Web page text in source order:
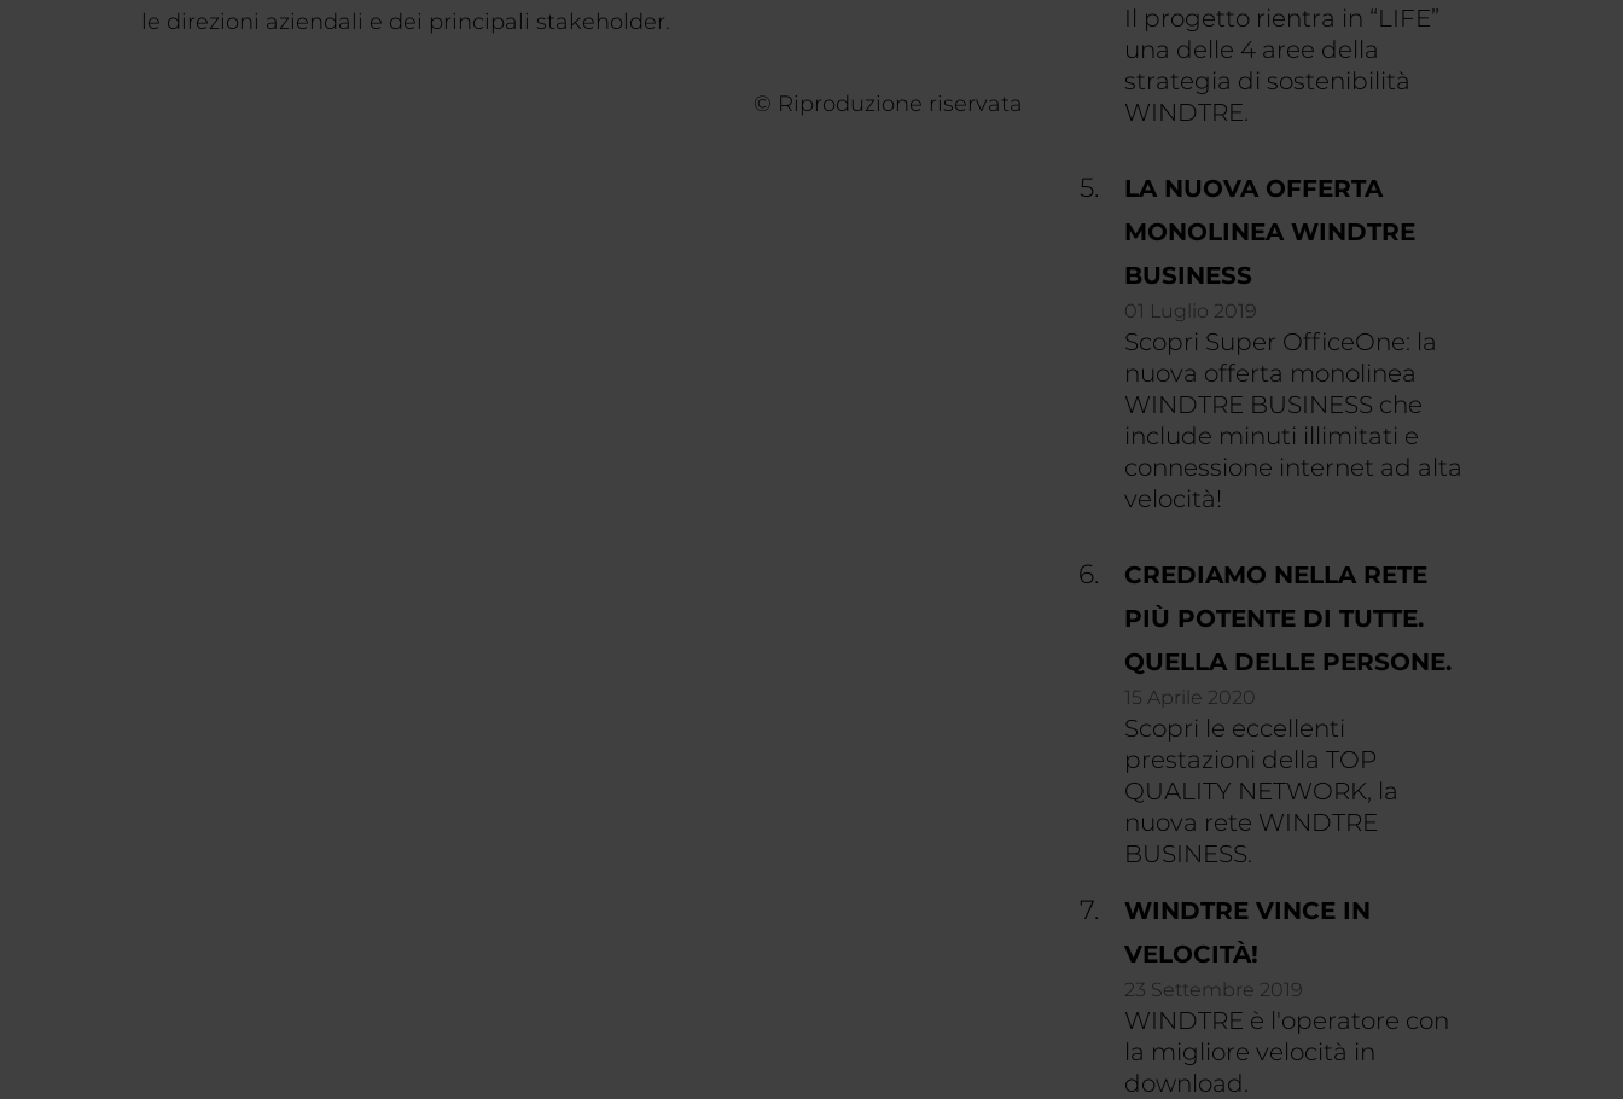
le direzioni aziendali e dei principali stakeholder.
© Riproduzione riservata
Il progetto rientra in “LIFE”
una delle 4 aree della
strategia di sostenibilità
WINDTRE.
LA NUOVA OFFERTA
MONOLINEA WINDTRE
BUSINESS
01 Luglio 2019
Scopri Super OfficeOne: la
nuova offerta monolinea
WINDTRE BUSINESS che
include minuti illimitati e
connessione internet ad alta
velocità!
CREDIAMO NELLA RETE
PIÙ POTENTE DI TUTTE.
QUELLA DELLE PERSONE.
15 Aprile 2020
Scopri le eccellenti
prestazioni della TOP
QUALITY NETWORK, la
nuova rete WINDTRE
BUSINESS.
WINDTRE VINCE IN
VELOCITÀ!
23 Settembre 2019
WINDTRE è l'operatore con
la migliore velocità in
download.